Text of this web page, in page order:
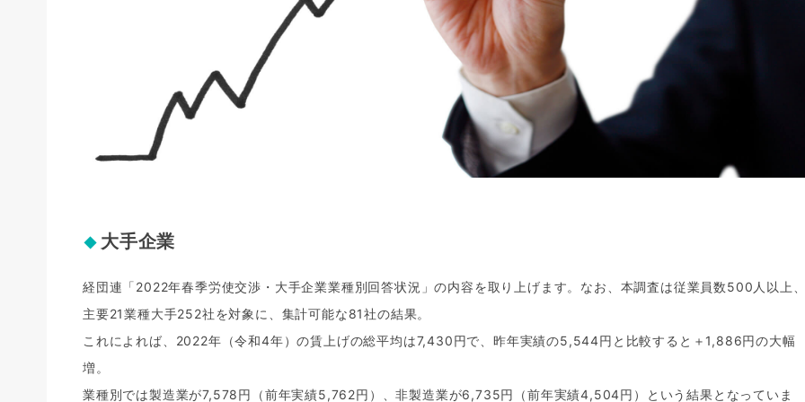
大手企業
経団連「2022年春季労使交渉・大手企業業種別回答状況」の内容を取り上げます。なお、本調査は従業員数500人以上
主要21業種大手252社を対象に、集計可能な81社の結果。
これによれば、2022年（令和4年）の賃上げの総平均は7,430円で、昨年実績の5,544円と比較すると＋1,886円の大幅
増。
業種別では製造業が7,578円（前年実績5,762円）、非製造業が6,735円（前年実績4,504円）という結果となっていま